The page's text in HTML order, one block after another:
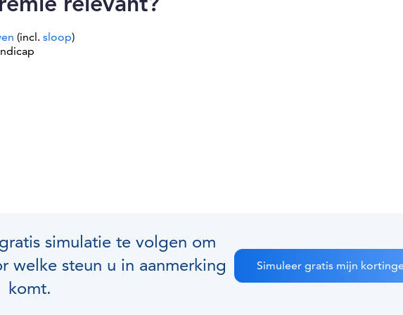
(incl. sloop)
simulatie te volgen om
welke steun u in aanmerking
komt.
Simuleer gratis mijn